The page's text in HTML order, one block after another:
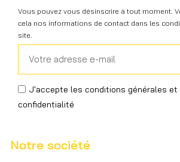
Vous pouvez vous désinscrire à tout moment.
cela nos informations de contact dans les
site.
J'accepte les conditions générales et
confidentialité
Notre société